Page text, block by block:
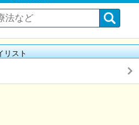
リスト